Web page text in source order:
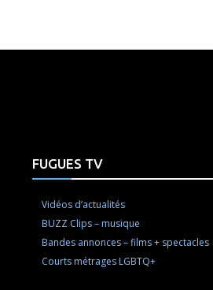
FUGUES TV
Vidéos d’actualités
BUZZ Clips – musique
Bandes annonces – films + spectacles
Courts métrages LGBTQ+